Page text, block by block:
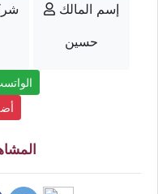
إسم المالك
حسين